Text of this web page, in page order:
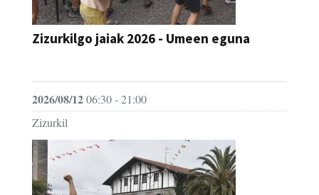
Zizurkilgo jaiak 2026 - Umeen eguna
2026/08/1206:30 - 21:00
Zizurkil